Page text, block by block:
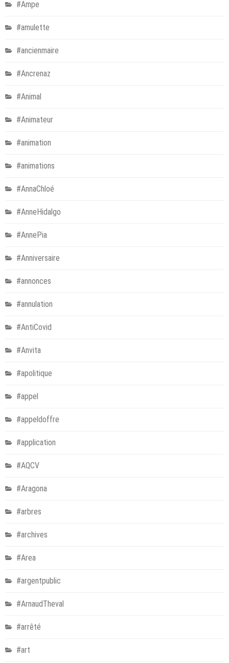
#Ampe
#amulette
#ancienmaire
#Ancrenaz
#Animal
#Animateur
#animation
#animations
#AnnaChloé
#AnneHidalgo
#AnnePia
#Anniversaire
#annonces
#annulation
#AntiCovid
#Anvita
#apolitique
#appel
#appeldoffre
#application
#AQCV
#Aragona
#arbres
#archives
#Area
#argentpublic
#ArnaudTheval
#arrêté
#art